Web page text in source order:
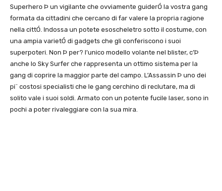
Superhero Þ un vigilante che ovviamente guiderÓ la vostra gang
formata da cittadini che cercano di far valere la propria ragione
nella cittÓ. Indossa un potete esoscheletro sotto il costume, con
una ampia varietÓ di gadgets che gli conferiscono i suoi
superpoteri. Non Þ per? l’unico modello volante nel blister, c’Þ
anche lo Sky Surfer che rappresenta un ottimo sistema per la
gang di coprire la maggior parte del campo. L’Assassin Þ uno dei
pi¨ costosi specialisti che le gang cerchino di reclutare, ma di
solito vale i suoi soldi. Armato con un potente fucile laser, sono in
pochi a poter rivaleggiare con la sua mira.